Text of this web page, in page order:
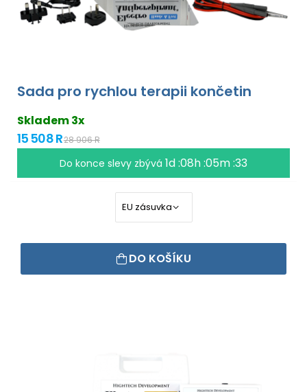
Sada pro rychlou terapii končetin
Skladem 3x
15 508 R28 906 R
Do konce slevy zbývá 1d :08h :05m :32
DO KOŠÍKU